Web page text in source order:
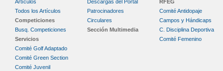
Artículos
Todos los Artículos
Competiciones
Busq. Competiciones
Servicios
Descargas del Portal
Patrocinadores
Circulares
Sección Multimedia
RFEG
Comité Antidopaje
Campos y Hándicaps
C. Disciplina Deportiva
Comité Femenino
Comité Golf Adaptado
Comité Green Section
Comité Juvenil